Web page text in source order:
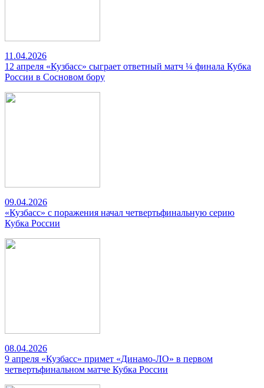
11.04.2026
12 апреля «Кузбасс» сыграет ответный матч ¼ финала Кубка
России в Сосновом бору
09.04.2026
«Кузбасс» с поражения начал четвертьфинальную серию
Кубка России
08.04.2026
9 апреля «Кузбасс» примет «Динамо-ЛО» в первом
четвертьфинальном матче Кубка России